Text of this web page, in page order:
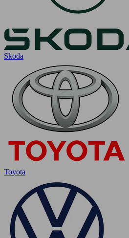
Skoda
Toyota